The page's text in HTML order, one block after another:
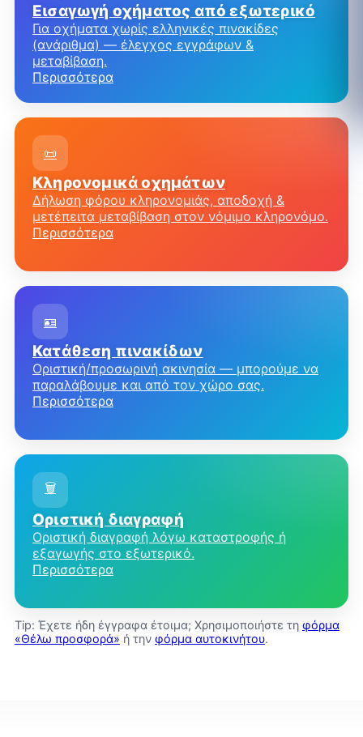
Εισαγωγή οχήματος από εξωτερικό
Για οχήματα χωρίς ελληνικές πινακίδες
(ανάριθμα) — έλεγχος εγγράφων &
μεταβίβαση.
Περισσότερα
📜
Κληρονομικά οχημάτων
Δήλωση φόρου κληρονομιάς, αποδοχή &
μετέπειτα μεταβίβαση στον νόμιμο κληρονόμο.
Περισσότερα
🪪
Κατάθεση πινακίδων
Οριστική/προσωρινή ακινησία — μπορούμε να
παραλάβουμε και από τον χώρο σας.
Περισσότερα
🗑️
Οριστική διαγραφή
Οριστική διαγραφή λόγω καταστροφής ή
εξαγωγής στο εξωτερικό.
Περισσότερα
Tip: Έχετε ήδη έγγραφα έτοιμα; Χρησιμοποιήστε τη φόρμα
«Θέλω προσφορά» ή την φόρμα αυτοκινήτου.